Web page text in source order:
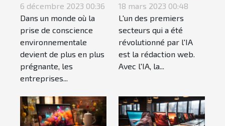
ballons
publicitaires
réutilisables
6 décembre 2023 00:36
Dans un monde où la
prise de conscience
environnementale
devient de plus en plus
prégnante, les
entreprises...
domaine de la
rédaction web
18 mars 2023 00:48
L'un des premiers
secteurs qui a été
révolutionné par l'IA
est la rédaction web.
Avec l'IA, la...